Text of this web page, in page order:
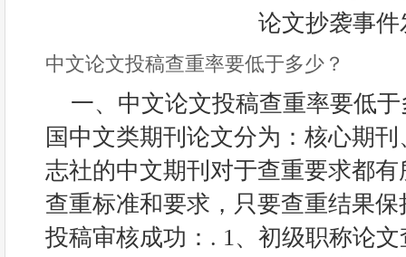
中文论文投稿查重率要低于多少？
一、中文论文投稿查重率要低
国中文类期刊论文分为：核心期
志社的中文期刊对于查重要求都
查重标准和要求，只要查重结果
投稿审核成功：. 1、初级职称论